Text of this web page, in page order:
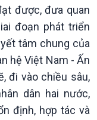
được, đưa quan
đoạn phát triển
tâm chung của
hệ Việt Nam - Ấn
đi vào chiều sâu,
dân hai nước,
định, hợp tác và